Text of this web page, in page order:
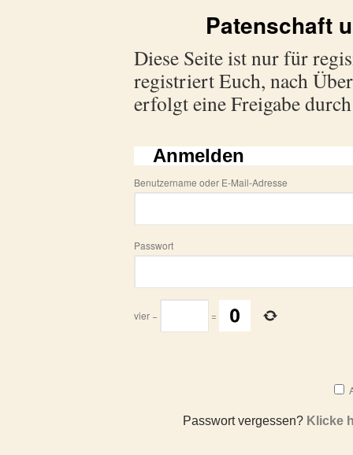
Patenschaft
Diese Seite ist nur für
registriert Euch, nach
erfolgt eine Freigabe
Anmelden
Benutzername oder E-Mail-Adresse
Passwort
vier − =
Passwort vergessen? Klicke